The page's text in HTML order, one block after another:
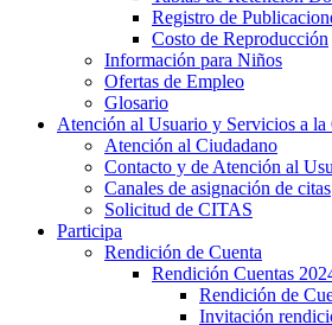
Registro de
Costo de Reproducción
Información para Niños
Ofertas de Empleo
Glosario
Atención al Usuario y Servicios a la
Atención al Ciudadano
Contacto y de Atención al
Canales de asignación de citas
Solicitud de CITAS
Participa
Rendición de Cuenta
Rendición Cuentas
Rendición de
Invitación